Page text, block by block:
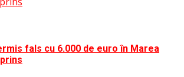
fals cu 6.000 de euro în Marea